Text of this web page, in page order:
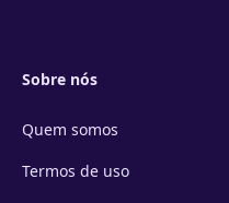
Sobre nós
Quem somos
Termos de uso